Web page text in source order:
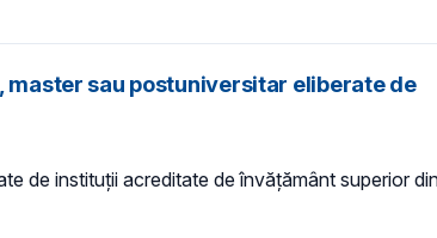
sau postuniversitar eliberate de
de instituții acreditate de învățământ superior